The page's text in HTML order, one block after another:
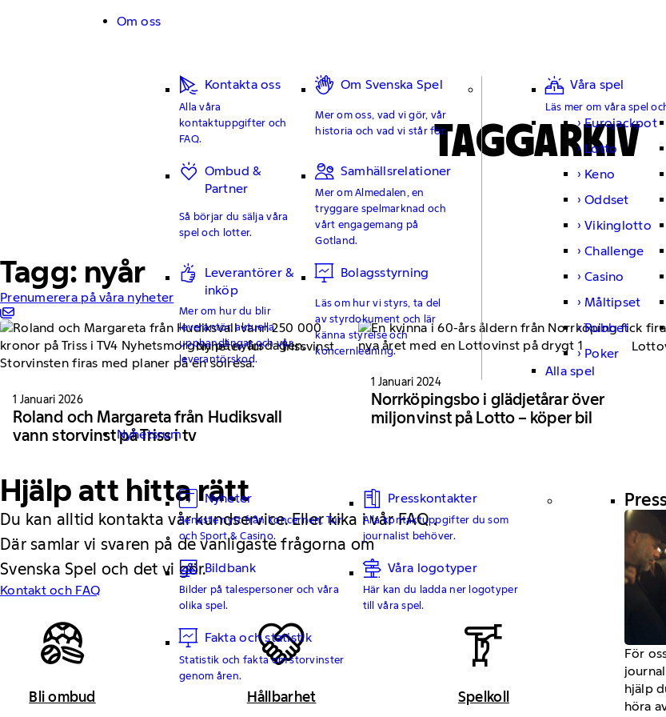
Om oss
Kontakta oss
Alla våra
kontaktuppgifter och
FAQ.
Om Svenska Spel
Mer om oss, vad vi gör, vår
historia och vad vi står för.
Ombud &
Partner
Så börjar du sälja våra
spel och lotter.
Samhällsrelationer
Mer om Almedalen, en
tryggare spelmarknad och
vårt engagemang på
Gotland.
Leverantörer &
inköp
Mer om hur du blir
leverantör, aktuella
upphandlingar och vår
leverantörskod.
Bolagsstyrning
Läs om hur vi styrs, ta del
av styrdokument och lär
känna styrelse och
koncernledning.
Våra spel
Läs mer om våra spel
Eurojackpot
Lotto
Keno
Oddset
Vikinglotto
Challenge
Casino
Måltipset
Rubbet
Poker
Alla spel
Nyhetsrum
Nyheter
Senaste nytt från koncernen, Tur
och Sport & Casino.
Presskontakter
Alla kontaktuppgifter du som
journalist behöver.
Bildbank
Bilder på talespersoner och våra
olika spel.
Våra logotyper
Här kan du ladda ner logotyper
till våra spel.
Fakta och statistik
Statistik och fakta om storvinster
genom åren.
För
hjälp
höra
TAGGARKIV
Tagg: nyår
Prenumerera på våra nyheter
Nyheter Tur Trissvinst
1 Januari 2026
Roland och Margareta från Hudiksvall
vann storvinst på Triss i tv
1 Januari 2024
Norrköpingsbo i glädjetårar över
miljonvinst på Lotto – köper bil
Hjälp att hitta rätt
Du kan alltid kontakta vår kundservice. Eller kika i vår FAQ .
Där samlar vi svaren på de vanligaste frågorna om
Svenska Spel och det vi gör.
Kontakt och FAQ
Bli ombud Hållbarhet Spelkoll